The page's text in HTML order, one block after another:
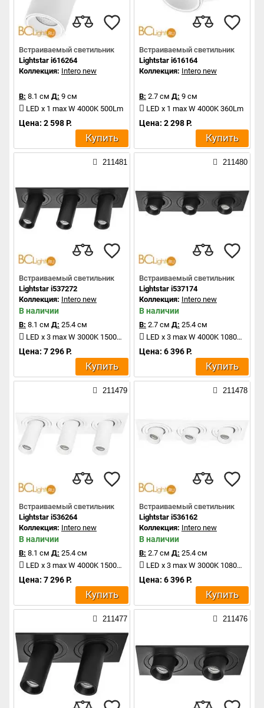
Встраиваемый светильник
Lightstar i616264
Коллекция: Intero new
В: 8.1 см Д: 9 см
LED x 1 max W 4000K 500Lm
Цена: 2 598 Р.
Купить
Встраиваемый светильник
Lightstar i616164
Коллекция: Intero new
В: 2.7 см Д: 9 см
LED x 1 max W 4000K 360Lm
Цена: 2 298 Р.
Купить
211481
Встраиваемый светильник
Lightstar i537272
Коллекция: Intero new
В наличии
В: 8.1 см Д: 25.4 см
LED x 3 max W 3000K 1500Lm
Цена: 7 296 Р.
Купить
211480
Встраиваемый светильник
Lightstar i537174
Коллекция: Intero new
В наличии
В: 2.7 см Д: 25.4 см
LED x 3 max W 4000K 1080Lm
Цена: 6 396 Р.
Купить
211479
Встраиваемый светильник
Lightstar i536264
Коллекция: Intero new
В наличии
В: 8.1 см Д: 25.4 см
LED x 3 max W 4000K 1500Lm
Цена: 7 296 Р.
Купить
211478
Встраиваемый светильник
Lightstar i536162
Коллекция: Intero new
В наличии
В: 2.7 см Д: 25.4 см
LED x 3 max W 3000K 1080Lm
Цена: 6 396 Р.
Купить
211477 211476